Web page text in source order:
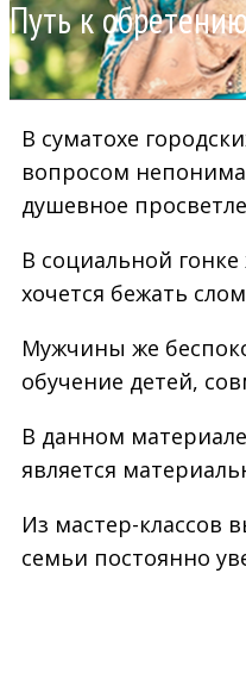
Путь к
В суматохе
вопросом
душевное
В социальной
хочется бежать
Мужчины же
обучение детей,
В данном
является
Из мастер-классов
семьи постоянно